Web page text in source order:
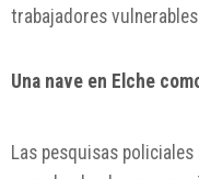
trabajadores
Una nave en Elche
Las pesquisas